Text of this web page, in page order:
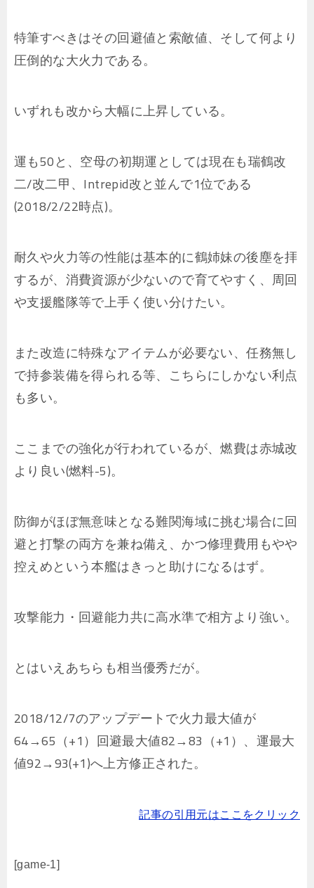
特筆すべきはその回避値と索敵値、そして何より
圧倒的な大火力である。
いずれも改から大幅に上昇している。
運も50と、空母の初期運としては現在も瑞鶴改
二/改二甲、Intrepid改と並んで1位である
(2018/2/22時点)。
耐久や火力等の性能は基本的に鶴姉妹の後塵を拝
するが、消費資源が少ないので育てやすく、周回
や支援艦隊等で上手く使い分けたい。
また改造に特殊なアイテムが必要ない、任務無し
で持参装備を得られる等、こちらにしかない利点
も多い。
ここまでの強化が行われているが、燃費は赤城改
より良い(燃料-5)。
防御がほぼ無意味となる難関海域に挑む場合に回
避と打撃の両方を兼ね備え、かつ修理費用もやや
控えめという本艦はきっと助けになるはず。
攻撃能力・回避能力共に高水準で相方より強い。
とはいえあちらも相当優秀だが。
2018/12/7のアップデートで火力最大値が
64→65（+1）回避最大値82→83（+1）、運最大
値92→93(+1)へ上方修正された。
記事の引用元はここをクリック
[game-1]